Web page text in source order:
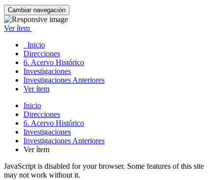
Cambiar navegación
Ver ítem
Inicio
Direcciones
6. Acervo Histórico
Investigaciones
Investigaciones Anteriores
Ver ítem
Inicio
Direcciones
6. Acervo Histórico
Investigaciones
Investigaciones Anteriores
Ver ítem
JavaScript is disabled for your browser. Some features of this site
may not work without it.